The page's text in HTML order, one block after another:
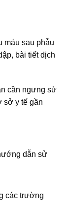
máu sau phẫu
bài tiết dịch
cần ngưng sử
sở y tế gần
dẫn sử
các trường